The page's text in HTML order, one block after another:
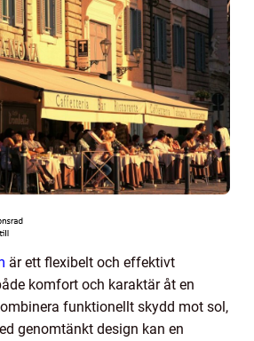
är ett flexibelt och effektivt
komfort och karaktär åt en
funktionellt skydd mot sol,
genomtänkt design kan en